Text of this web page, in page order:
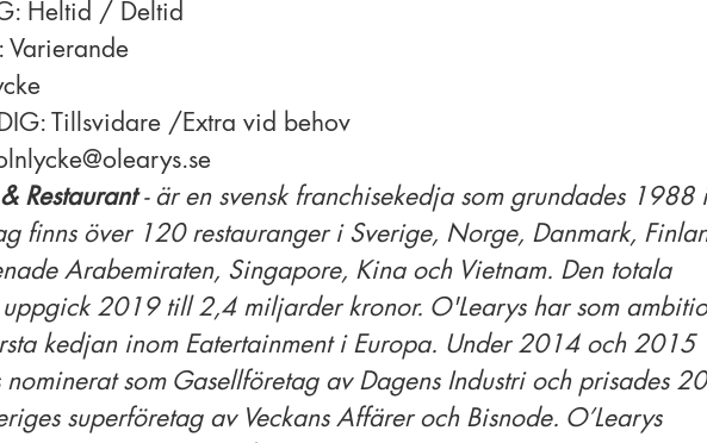
Heltid / Deltid
Varierande
DIG: Tillsvidare /Extra vid behov
Restaurant- är en svensk franchisekedja som grundades 1988 i
finns över 120 restauranger i Sverige, Norge, Danmark,
Arabemiraten, Singapore, Kina och Vietnam. Den totala
uppgick 2019 till 2,4 miljarder kronor. O'Learys har som
kedjan inom Eatertainment i Europa. Under 2014 och 2015
nominerat som Gasellföretag av Dagens Industri och prisades
superföretag av Veckans Affärer och Bisnode. O’Learys